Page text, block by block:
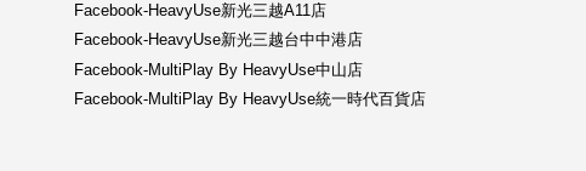
Facebook-HeavyUse新光三越A11店
Facebook-HeavyUse新光三越台中中港店
Facebook-MultiPlay By HeavyUse中山店
Facebook-MultiPlay By HeavyUse統一時代百貨店